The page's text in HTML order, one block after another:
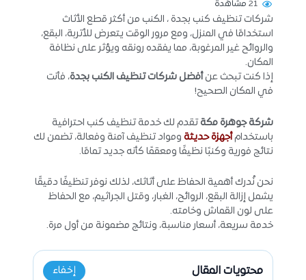
21 مشاهدة
شركات تنظيف كنب بجدة ، الكنب من أكثر قطع الأثاث
استخدامًا في المنزل، ومع مرور الوقت يتعرض للأتربة، البقع،
والروائح غير المرغوبة، مما يفقده رونقه ويؤثر على نظافة
المكان.
إذا كنت تبحث عنأفضل شركات تنظيف الكنب بجدة، فأنت
في المكان الصحيح!
شركة جوهرة مكة تقدم لك خدمة تنظيف كنب احترافية
باستخدامأجهزة حديثة ومواد تنظيف آمنة وفعالة، تضمن لك
نتائج فورية وكنبًا نظيفًا ومعقمًا كأنه جديد تمامًا.
نحن نُدرك أهمية الحفاظ على أثاثك، لذلك نوفر تنظيفًا دقيقًا
يشمل إزالة البقع، الروائح، الغبار، وقتل الجراثيم، مع الحفاظ
على لون القماش وخامته.
خدمة سريعة، أسعار مناسبة، ونتائج مضمونة من أول مرة.
محتويات المقال إخفاء